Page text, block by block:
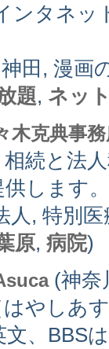
ンタネッ
田, 漫画
題, ネッ
木克典事
相続と法
します。
人, 特別
原, 病院)
(神奈
やしあ
、BBS